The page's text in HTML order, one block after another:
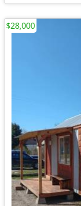
$28,000